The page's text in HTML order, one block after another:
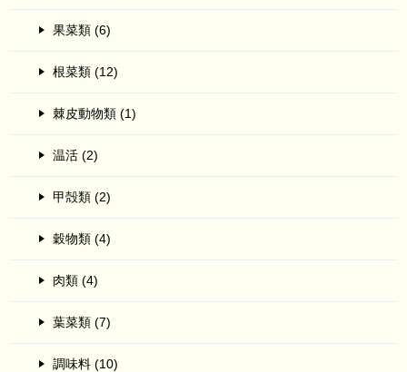
果菜類 (6)
根菜類 (12)
棘皮動物類 (1)
温活 (2)
甲殻類 (2)
穀物類 (4)
肉類 (4)
葉菜類 (7)
調味料 (10)